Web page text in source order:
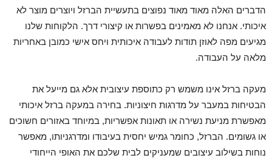
הדברים האלה מאוד מאוד נפוצים בתעשיית הברזל ויוצרים מוצר לא
איכותי. אנחנו לא מאמינים בפשרות או קיצורי דרך. הלקוחות שלנו
מגיעים מפה לאוזן תודות לעבודה איכותית ויחס אישי כמובן באחריות
מלאה על העבודה.
מעקה ברזל אינו משמש רק כתוספת עיצובית אלא גם מייעל את
הבטיחות במעבר על מדרגות חיצוניות. בחירה במעקה ברזל איכותי
מאפשרת מניעת נשירה או תאונות אפשריות, במיוחד באזורים חשוכים
או גשומים. הברזל, כחומר גמיש יחסית בעיבודו ומדרגניותו, מאפשר
נוחות בשילוב עיצובים שמעניקים לבית שלכם את האופי הייחודי